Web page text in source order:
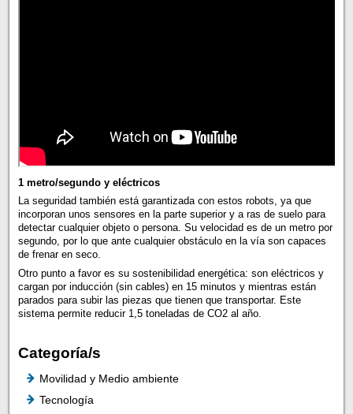
1 metro/segundo y eléctricos
La seguridad también está garantizada con estos robots, ya que
incorporan unos sensores en la parte superior y a ras de suelo para
detectar cualquier objeto o persona. Su velocidad es de un metro por
segundo, por lo que ante cualquier obstáculo en la vía son capaces
de frenar en seco.
Otro punto a favor es su sostenibilidad energética: son eléctricos y
cargan por inducción (sin cables) en 15 minutos y mientras están
parados para subir las piezas que tienen que transportar. Este
sistema permite reducir 1,5 toneladas de CO2 al año.
Categoría/s
Movilidad y Medio ambiente
Tecnología